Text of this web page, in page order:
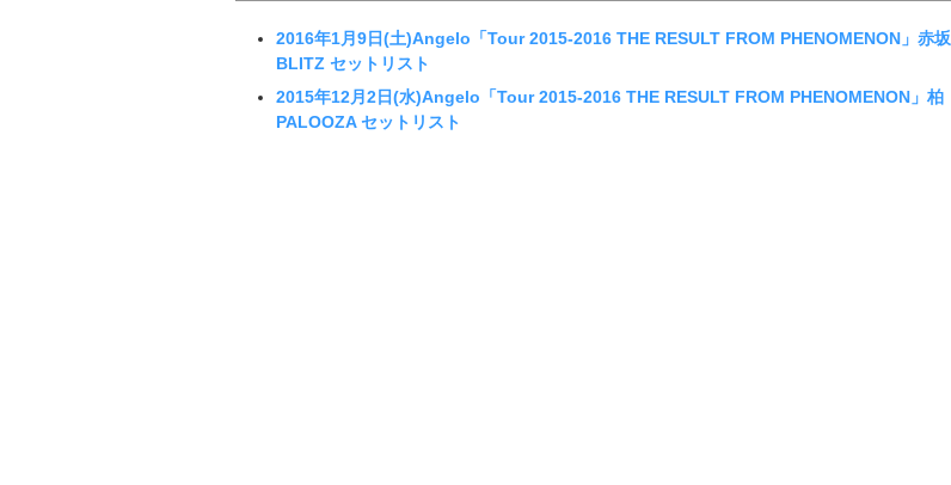
2016年1月9日(土)Angelo「Tour 2015-2016 THE RESULT FROM PHENOMENON」赤坂
BLITZ セットリスト
2015年12月2日(水)Angelo「Tour 2015-2016 THE RESULT FROM PHENOMENON」柏
PALOOZA セットリスト